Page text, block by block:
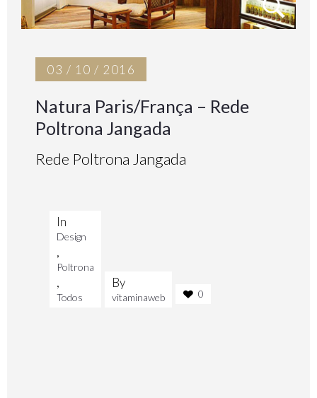
03 / 10 / 2016
Natura Paris/França – Rede
Poltrona Jangada
Rede Poltrona Jangada
In
Design
,
Poltrona
,
Todos
By
vitaminaweb 0